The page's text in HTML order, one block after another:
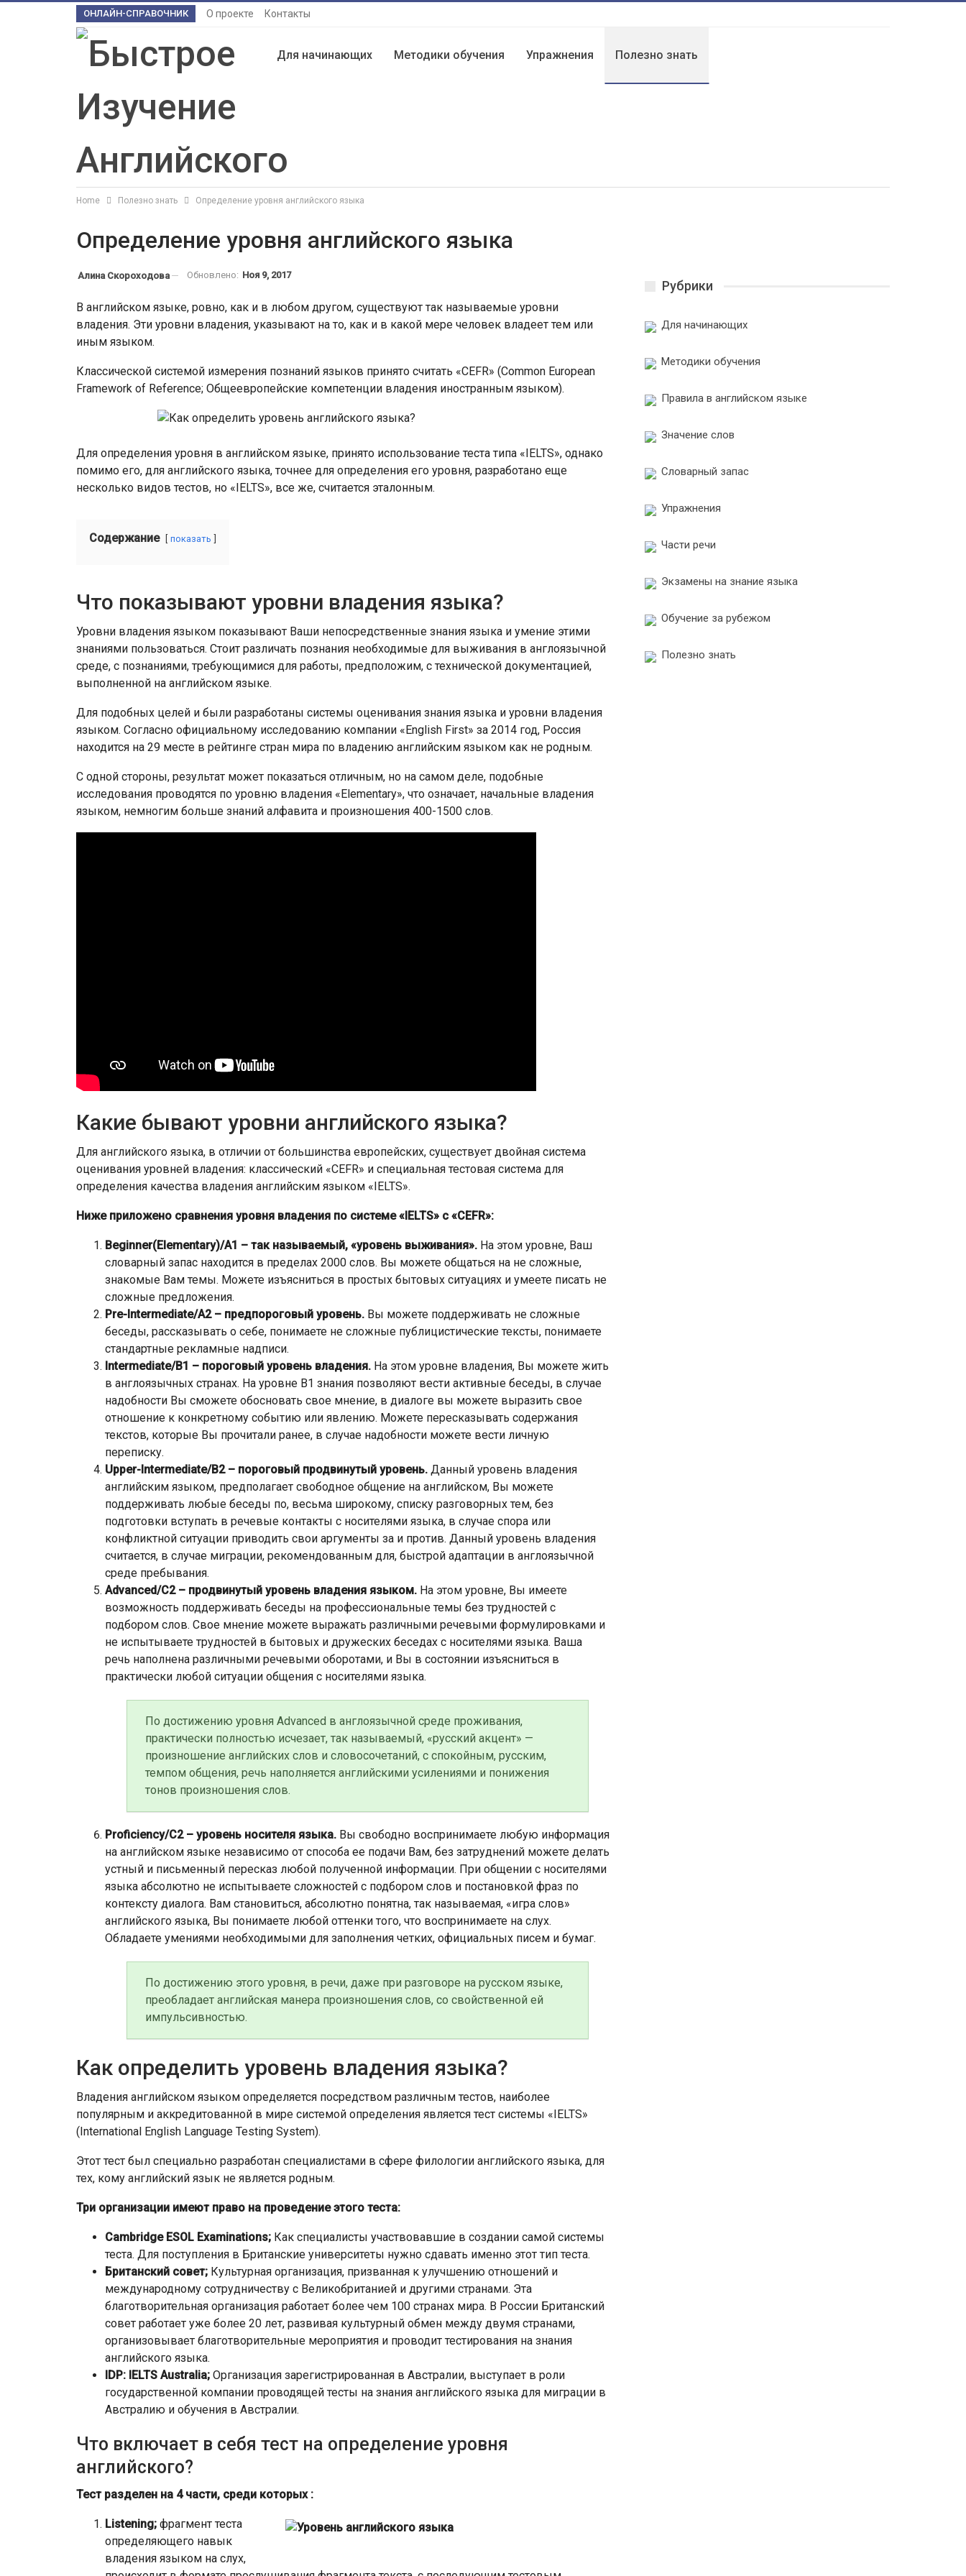
ОНЛАЙН-СПРАВОЧНИК О проекте Контакты
Для начинающих Методики обучения Упражнения Полезно знать
Home Полезно знать Определение уровня английского языка
Определение уровня английского языка
Алина Скороходова Обновлено: Ноя 9, 2017
В английском языке, ровно, как и в любом другом, существуют так называемые уровни
владения. Эти уровни владения, указывают на то, как и в какой мере человек владеет тем или
иным языком.
Классической системой измерения познаний языков принято считать «CEFR» (Common European
Framework of Reference; Общеевропейские компетенции владения иностранным языком).
Для определения уровня в английском языке, принято использование теста типа «IELTS», однако
помимо его, для английского языка, точнее для определения его уровня, разработано еще
несколько видов тестов, но «IELTS», все же, считается эталонным.
Содержание показать
Что показывают уровни владения языка?
Уровни владения языком показывают Ваши непосредственные знания языка и умение этими
знаниями пользоваться. Стоит различать познания необходимые для выживания в англоязычной
среде, с познаниями, требующимися для работы, предположим, с технической документацией,
выполненной на английском языке.
Для подобных целей и были разработаны системы оценивания знания языка и уровни владения
языком. Согласно официальному исследованию компании «English First» за 2014 год, Россия
находится на 29 месте в рейтинге стран мира по владению английским языком как не родным.
С одной стороны, результат может показаться отличным, но на самом деле, подобные
исследования проводятся по уровню владения «Elementary», что означает, начальные владения
языком, немногим больше знаний алфавита и произношения 400-1500 слов.
Какие бывают уровни английского языка?
Для английского языка, в отличии от большинства европейских, существует двойная система
оценивания уровней владения: классический «CEFR» и специальная тестовая система для
определения качества владения английским языком «IELTS».
Ниже приложено сравнения уровня владения по системе «IELTS» с «CEFR»:
Beginner(Elementary)/A1 – так называемый, «уровень выживания». На этом уровне, Ваш
словарный запас находится в пределах 2000 слов. Вы можете общаться на не сложные,
знакомые Вам темы. Можете изъясниться в простых бытовых ситуациях и умеете писать не
сложные предложения.
Pre-Intermediate/A2 – предпороговый уровень. Вы можете поддерживать не сложные
беседы, рассказывать о себе, понимаете не сложные публицистические тексты, понимаете
стандартные рекламные надписи.
Intermediate/B1 – пороговый уровень владения. На этом уровне владения, Вы можете жить
в англоязычных странах. На уровне B1 знания позволяют вести активные беседы, в случае
надобности Вы сможете обосновать свое мнение, в диалоге вы можете выразить свое
отношение к конкретному событию или явлению. Можете пересказывать содержания
текстов, которые Вы прочитали ранее, в случае надобности можете вести личную
переписку.
Upper-Intermediate/B2 – пороговый продвинутый уровень. Данный уровень владения
английским языком, предполагает свободное общение на английском, Вы можете
поддерживать любые беседы по, весьма широкому, списку разговорных тем, без
подготовки вступать в речевые контакты с носителями языка, в случае спора или
конфликтной ситуации приводить свои аргументы за и против. Данный уровень владения
считается, в случае миграции, рекомендованным для, быстрой адаптации в англоязычной
среде пребывания.
Advanced/C2 – продвинутый уровень владения языком. На этом уровне, Вы имеете
возможность поддерживать беседы на профессиональные темы без трудностей с
подбором слов. Свое мнение можете выражать различными речевыми формулировками и
не испытываете трудностей в бытовых и дружеских беседах с носителями языка. Ваша
речь наполнена различными речевыми оборотами, и Вы в состоянии изъясниться в
практически любой ситуации общения с носителями языка.
По достижению уровня Advanced в англоязычной среде проживания,
практически полностью исчезает, так называемый, «русский акцент» —
произношение английских слов и словосочетаний, с спокойным, русским,
темпом общения, речь наполняется английскими усилениями и понижения
тонов произношения слов.
Proficiency/C2 – уровень носителя языка. Вы свободно воспринимаете любую информация
на английском языке независимо от способа ее подачи Вам, без затруднений можете делать
устный и письменный пересказ любой полученной информации. При общении с носителями
языка абсолютно не испытываете сложностей с подбором слов и постановкой фраз по
контексту диалога. Вам становиться, абсолютно понятна, так называемая, «игра слов»
английского языка, Вы понимаете любой оттенки того, что воспринимаете на слух.
Обладаете умениями необходимыми для заполнения четких, официальных писем и бумаг.
По достижению этого уровня, в речи, даже при разговоре на русском языке,
преобладает английская манера произношения слов, со свойственной ей
импульсивностью.
Как определить уровень владения языка?
Владения английском языком определяется посредством различным тестов, наиболее
популярным и аккредитованной в мире системой определения является тест системы «IELTS»
(International English Language Testing System).
Этот тест был специально разработан специалистами в сфере филологии английского языка, для
тех, кому английский язык не является родным.
Три организации имеют право на проведение этого теста:
Cambridge ESOL Examinations; Как специалисты участвовавшие в создании самой системы
теста. Для поступления в Британские университеты нужно сдавать именно этот тип теста.
Британский совет; Культурная организация, призванная к улучшению отношений и
международному сотрудничеству с Великобританией и другими странами. Эта
благотворительная организация работает более чем 100 странах мира. В России Британский
совет работает уже более 20 лет, развивая культурный обмен между двумя странами,
организовывает благотворительные мероприятия и проводит тестирования на знания
английского языка.
IDP: IELTS Australia; Организация зарегистрированная в Австралии, выступает в роли
государственной компании проводящей тесты на знания английского языка для миграции в
Австралию и обучения в Австралии.
Что включает в себя тест на определение уровня
английского?
Тест разделен на 4 части, среди которых :
Listening; фрагмент теста
определяющего навык
владения языком на слух,
Рубрики
Для начинающих
Методики обучения
Правила в английском языке
Значение слов
Словарный запас
Упражнения
Части речи
Экзамены на знание языка
Обучение за рубежом
Полезно знать